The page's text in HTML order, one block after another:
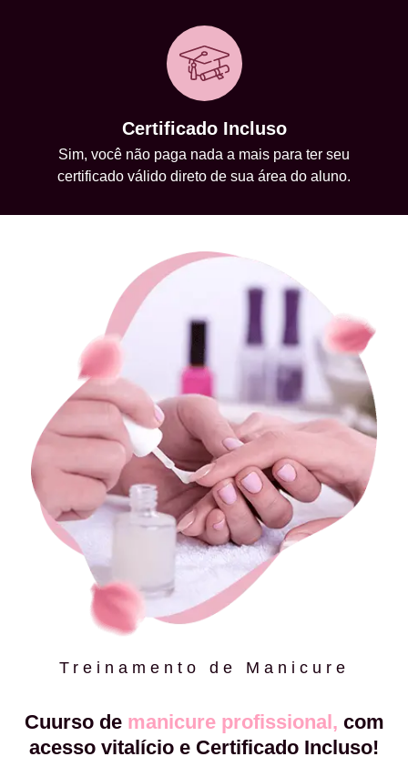
Certificado Incluso
Sim, você não paga nada a mais para ter seu
certificado válido direto de sua área do aluno.
Treinamento de Manicure
Cuurso de manicure profissional, com
acesso vitalício e Certificado Incluso!